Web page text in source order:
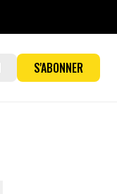
S'ABONNER